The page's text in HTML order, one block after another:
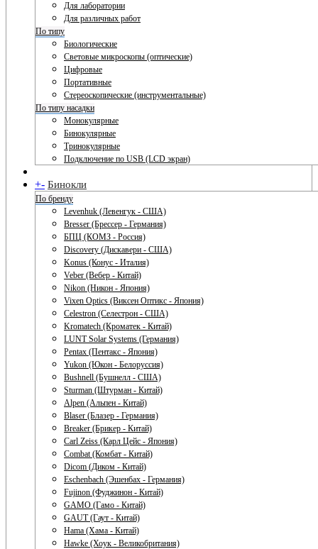
Для лаборатории
Для различных работ
По типу
Биологические
Световые микроскопы (оптические)
Цифровые
Портативные
Стереоскопические (инструментальные)
По типу насадки
Монокулярные
Бинокулярные
Тринокулярные
Подключение по USB (LCD экран)
+- Бинокли
По бренду
Levenhuk (Левенгук - США)
Bresser (Брессер - Германия)
БПЦ (КОМЗ - Россия)
Discovery (Дискавери - США)
Konus (Конус - Италия)
Veber (Вебер - Китай)
Nikon (Никон - Япония)
Vixen Optics (Виксен Оптикс - Япония)
Celestron (Селестрон - США)
Kromatech (Кроматек - Китай)
LUNT Solar Systems (Германия)
Pentax (Пентакс - Япония)
Yukon (Юкон - Белоруссия)
Bushnell (Бушнелл - США)
Sturman (Штурман - Китай)
Alpen (Альпен - Китай)
Blaser (Блазер - Германия)
Breaker (Брикер - Китай)
Carl Zeiss (Карл Цейс - Япония)
Combat (Комбат - Китай)
Dicom (Диком - Китай)
Eschenbach (Эшенбах - Германия)
Fujinon (Фуджинон - Китай)
GAMO (Гамо - Китай)
GAUT (Гаут - Китай)
Hama (Хама - Китай)
Hawke (Хоук - Великобритания)